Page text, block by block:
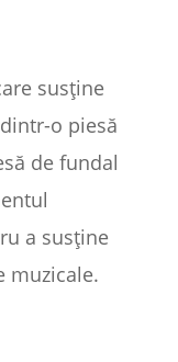
susține
o piesă
de fundal
a susține
muzicale.